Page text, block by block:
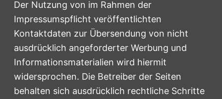
Der Nutzung von im Rahmen der
Impressumspflicht veröffentlichten
Kontaktdaten zur Übersendung von nicht
ausdrücklich angeforderter Werbung und
Informationsmaterialien wird hiermit
widersprochen. Die Betreiber der Seiten
behalten sich ausdrücklich rechtliche Schritte